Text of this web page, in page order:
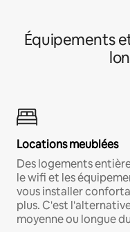
Équipements
Locations meublées
Des logements
le wifi et les
vous installer
plus. C'est
moyenne ou longue